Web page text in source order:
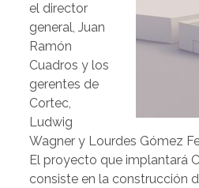
el director
general, Juan
Ramón
Cuadros y los
gerentes de
Cortec,
Ludwig
Wagner y Lourdes Gómez
El proyecto que implantará
consiste en la construcción